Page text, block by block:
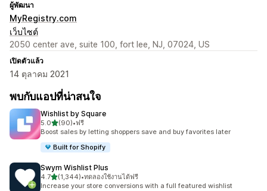
ผู้พัฒนา
MyRegistry.com
เว็บไซต์
2050 center ave, suite 100, fort lee, NJ, 07024, US
เปิดตัวแล้ว
14 ตุลาคม 2021
พบกับแอปที่น่าสนใจ
Wishlist by Square
5.0เต็ม 5 ดาว
(90)
ทั้งหมด 90 รีวิว
•ฟรี
Boost sales by letting shoppers save and buy favorites later
Built for Shopify
Swym Wishlist Plus
4.7เต็ม 5 ดาว
(1,344)
ทั้งหมด 1344 รีวิว
•ทดลองใช้งานได้ฟรี
Increase your store conversions with a full featured wishlist